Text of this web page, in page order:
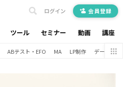
ツール セミナー 動画 講座
ログイン 会員登録
ABテスト・EFO MA LP制作 データ分析